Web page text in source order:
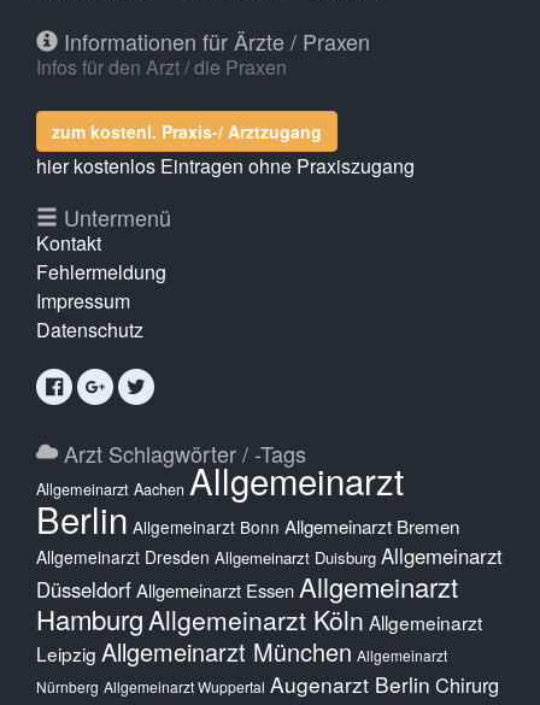
Informationen für Ärzte / Praxen
Infos für den Arzt / die Praxen
zum kostenl. Praxis-/ Arztzugang
hier kostenlos Eintragen ohne Praxiszugang
Untermenü
Kontakt
Fehlermeldung
Impressum
Datenschutz
Arzt Schlagwörter / -Tags
Allgemeinarzt Aachen Allgemeinarzt
Berlin Allgemeinarzt Bonn Allgemeinarzt Bremen
Allgemeinarzt Dresden Allgemeinarzt Duisburg Allgemeinarzt
DüsseldorfAllgemeinarzt Essen Allgemeinarzt
HamburgAllgemeinarzt Köln Allgemeinarzt
Leipzig Allgemeinarzt München Allgemeinarzt
Nürnberg Allgemeinarzt Wuppertal Augenarzt Berlin Chirurg